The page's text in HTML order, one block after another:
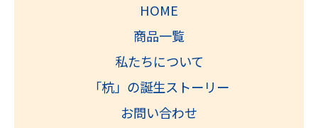
HOME
商品一覧
私たちについて
「杭」の誕生ストーリー
お問い合わせ